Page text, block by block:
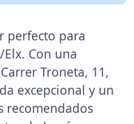
perfecto para
Con una
Troneta, 11,
excepcional y un
recomendados